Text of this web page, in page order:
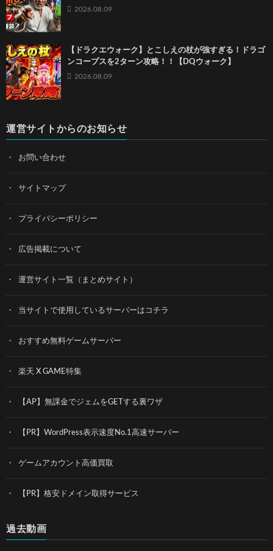
2026.08.09
【ドラクエウォーク】とこしえの杖が強すぎる！ドラゴ
ンコープスを2ターン攻略！！【DQウォーク】
2026.08.09
運営サイトからのお知らせ
お問い合わせ
サイトマップ
プライバシーポリシー
広告掲載について
運営サイト一覧（まとめサイト）
当サイトで使用しているサーバーはコチラ
おすすめ無料ゲームサーバー
楽天 X GAME特集
【AP】無課金でジェムをGETする裏ワザ
【PR】WordPress表示速度No.1高速サーバー
ゲームアカウント高価買取
【PR】格安ドメイン取得サービス
過去動画